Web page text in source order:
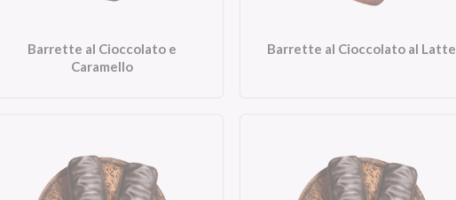
Barrette al Cioccolato e
Caramello
Barrette al Cioccolato al Latte